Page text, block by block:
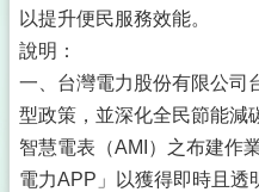
以提升便民服務效能。
說明：
一、台灣電力股份有限公司
型政策，並深化全民節能減
智慧電表（AMI）之布建作
電力APP」以獲得即時且透